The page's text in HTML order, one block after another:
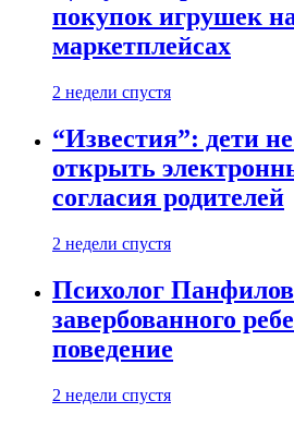
покупок игрушек
маркетплейсах
2 недели спустя
“Известия”: дети
открыть
согласия родителей
2 недели спустя
Психолог
завербованного
поведение
2 недели спустя